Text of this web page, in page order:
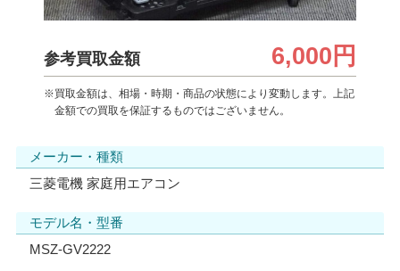
参考買取金額 6,000円
※買取金額は、相場・時期・商品の状態により変動します。上記
金額での買取を保証するものではございません。
メーカー・種類
三菱電機 家庭用エアコン
モデル名・型番
MSZ-GV2222